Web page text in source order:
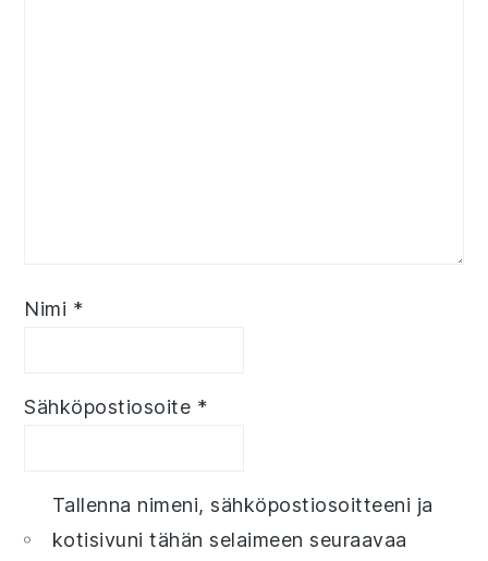
Nimi *
Sähköpostiosoite *
Tallenna nimeni, sähköpostiosoitteeni ja
kotisivuni tähän selaimeen seuraavaa